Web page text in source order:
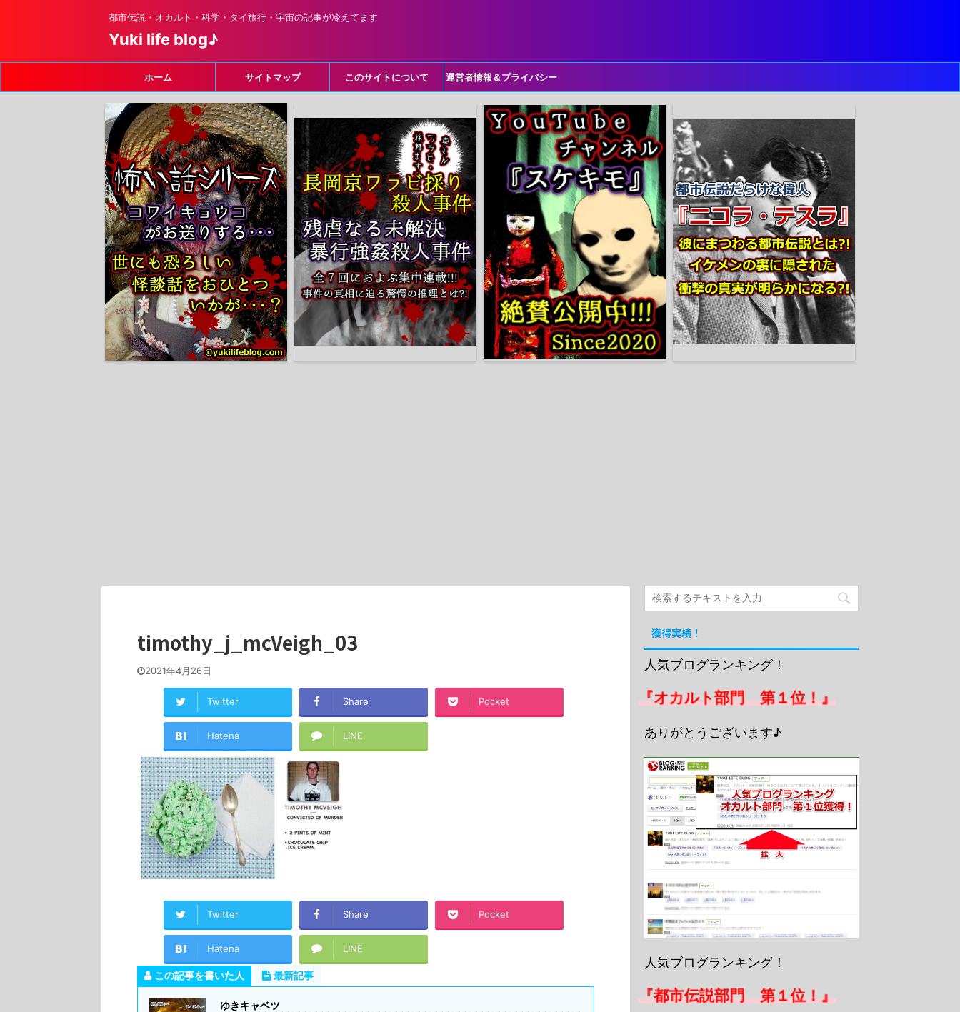
都市伝説・オカルト・科学・タイ旅行・宇宙の記事が冷えてます
Yuki life blog♪
ホーム サイトマップ このサイトについて 運営者情報＆プライバシー
ポリシー
timothy_j_mcVeigh_03
2021年4月26日
Twitter Share Pocket
Hatena LINE
Twitter Share Pocket
Hatena LINE
この記事を書いた人 最新記事
ゆきキャベツ
獲得実績！
人気ブログランキング！
『オカルト部門 第１位！』
ありがとうございます♪
人気ブログランキング！
『都市伝説部門 第１位！』